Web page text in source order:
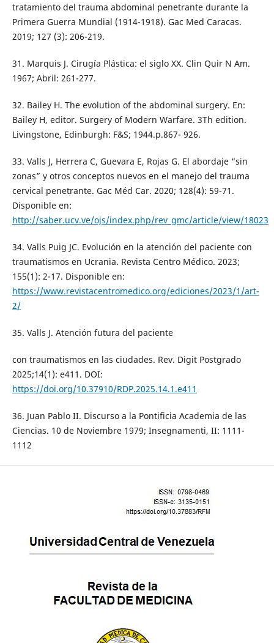
tratamiento del trauma abdominal penetrante durante la
Primera Guerra Mundial (1914-1918). Gac Med Caracas.
2019; 127 (3): 206-219.
31. Marquis J. Cirugía Plástica: el siglo XX. Clin Quir N Am.
1967; Abril: 261-277.
32. Bailey H. The evolution of the abdominal surgery. En:
Bailey H, editor. Surgery of Modern Warfare. 3Th edition.
Livingstone, Edinburgh: F&S; 1944.p.867- 926.
33. Valls J, Herrera C, Guevara E, Rojas G. El abordaje “sin
zonas” y otros conceptos nuevos en el manejo del trauma
cervical penetrante. Gac Méd Car. 2020; 128(4): 59-71.
Disponible en:
http://saber.ucv.ve/ojs/index.php/rev_gmc/article/view/18023
34. Valls Puig JC. Evolución en la atención del paciente con
traumatismos en Ucrania. Revista Centro Médico. 2023;
155(1): 2-17. Disponible en:
https://www.revistacentromedico.org/ediciones/2023/1/art-
2/
35. Valls J. Atención futura del paciente
con traumatismos en las ciudades. Rev. Digit Postgrado
2025;14(1): e411. DOI:
https://doi.org/10.37910/RDP.2025.14.1.e411
36. Juan Pablo II. Discurso a la Pontificia Academia de las
Ciencias. 10 de Noviembre 1979; Insegnamenti, II: 1111-
1112